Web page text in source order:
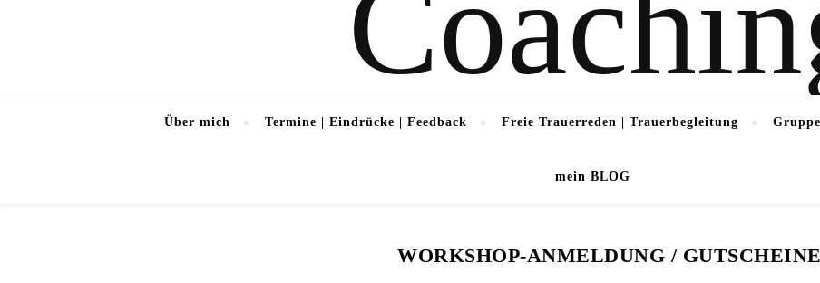
Über mich Termine | Eindrücke | Feedback Freie Trauerreden | Trauerbegleitung
mein BLOG
WORKSHOP-ANMELDUNG / GUTSCHEINE